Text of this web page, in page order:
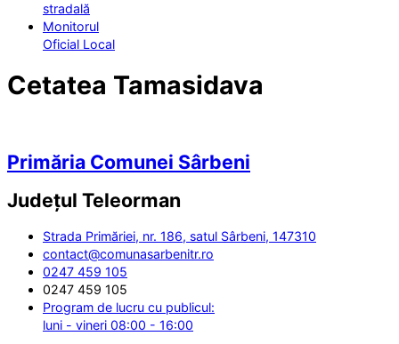
stradală
Monitorul
Oficial Local
Cetatea Tamasidava
Primăria Comunei Sârbeni
Județul Teleorman
Strada Primăriei, nr. 186, satul Sârbeni, 147310
contact@comunasarbenitr.ro
0247 459 105
0247 459 105
Program de lucru cu publicul:
luni - vineri 08:00 - 16:00